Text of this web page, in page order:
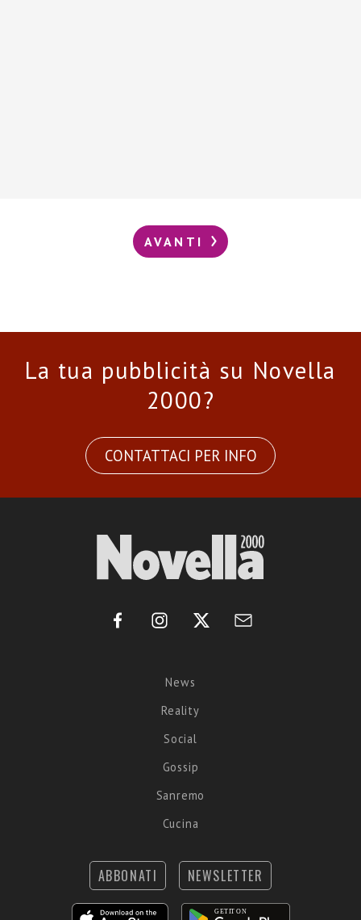
AVANTI
La tua pubblicità su Novella
2000?
CONTATTACI PER INFO
News
Reality
Social
Gossip
Sanremo
Cucina
ABBONATI NEWSLETTER